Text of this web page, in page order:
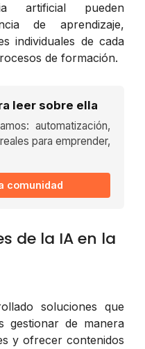
artificial pueden
de aprendizaje,
individuales de cada
de formación.
leer sobre ella
automatización,
para emprender,
comunidad
de la IA en la
soluciones que
gestionar de manera
y ofrecer contenidos